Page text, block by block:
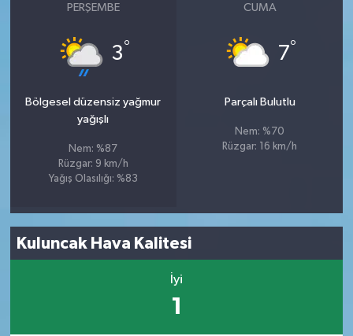
PERŞEMBE
3°
Bölgesel düzensiz yağmur
yağışlı
Nem: %87
Rüzgar: 9 km/h
Yağış Olasılığı: %83
CUMA
7°
Parçalı Bulutlu
Nem: %70
Rüzgar: 16 km/h
Kuluncak Hava Kalitesi
İyi
1